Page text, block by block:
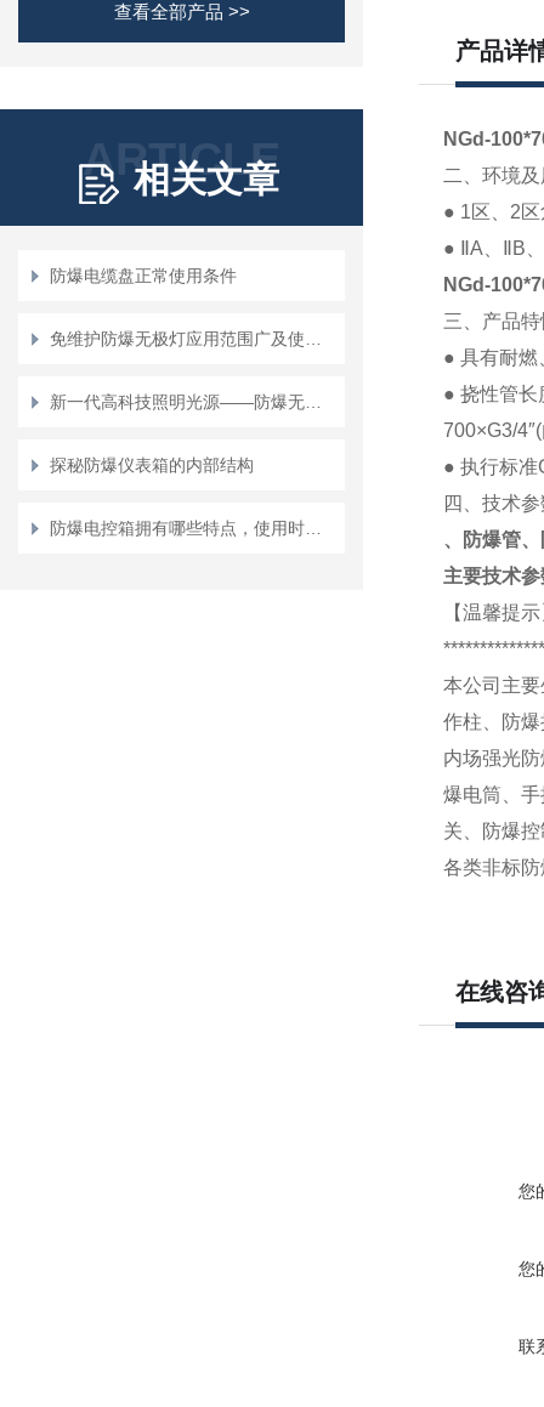
查看全部产品 >>
ARTICLE
相关文章
防爆电缆盘正常使用条件
探秘防爆仪表箱的内部结构
产品详
NGd-
二、环境
● 1区、 2
●
A B
NGd-
三、产品特
● 具有耐燃
● 挠性管长
700×G3/4″(
● 执行标准
四、技术参
、防爆管
主要技术
【温馨提
本公司主
作柱、防
内场强光
爆电筒、
关、防爆
各类非标
在线咨
您
您
联